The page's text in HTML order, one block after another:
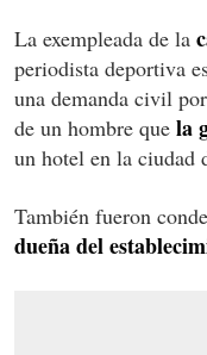
La exempleada de la
periodista deportiva
una demanda civil
de un hombre que la
un hotel en la ciudad
También fueron
dueña del